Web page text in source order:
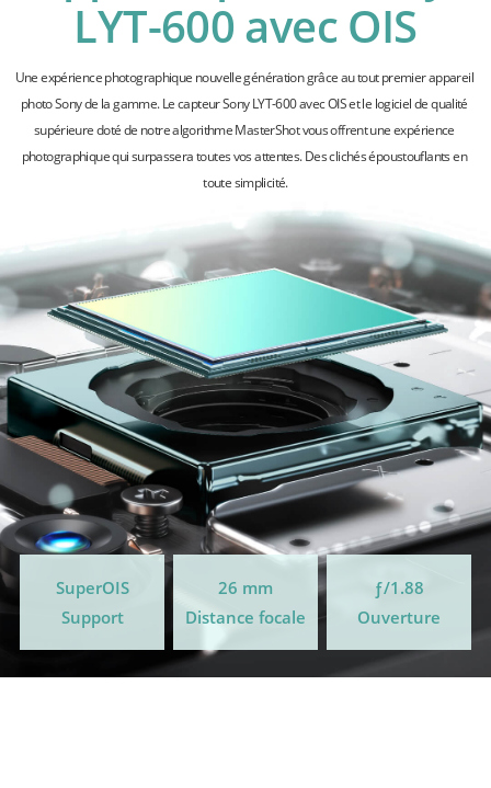
LYT-600 avec OIS
Une expérience photographique nouvelle génération grâce au tout premier appareil
photo Sony de la gamme. Le capteur Sony LYT-600 avec OIS et le logiciel de qualité
supérieure doté de notre algorithme MasterShot vous offrent une expérience
photographique qui surpassera toutes vos attentes. Des clichés époustouflants en
toute simplicité.
SuperOIS
Support
26 mm
Distance focale
ƒ/1.88
Ouverture